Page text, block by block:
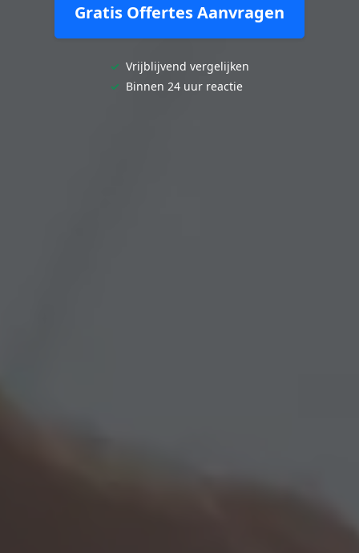
Gratis Offertes Aanvragen
✓ Vrijblijvend vergelijken
✓ Binnen 24 uur reactie